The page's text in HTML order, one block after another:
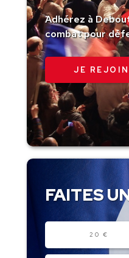
Adhérez à
combat pour
JE
FAITES
20 €